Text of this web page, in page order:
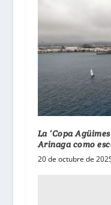
La ‘Copa
Arinaga como
20 de octubre de